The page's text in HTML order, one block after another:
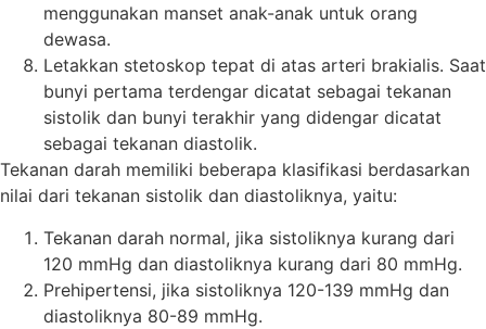
menggunakan manset anak-anak untuk orang
dewasa.
Letakkan stetoskop tepat di atas arteri brakialis. Saat
bunyi pertama terdengar dicatat sebagai tekanan
sistolik dan bunyi terakhir yang didengar dicatat
sebagai tekanan diastolik.
Tekanan darah memiliki beberapa klasifikasi berdasarkan
nilai dari tekanan sistolik dan diastoliknya, yaitu:
Tekanan darah normal, jika sistoliknya kurang dari
120 mmHg dan diastoliknya kurang dari 80 mmHg.
Prehipertensi, jika sistoliknya 120-139 mmHg dan
diastoliknya 80-89 mmHg.